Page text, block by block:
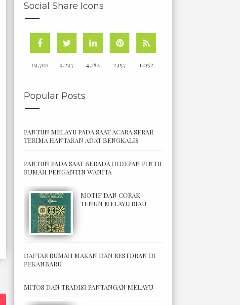
Social Share Icons
19,701 9,297 4,182 2,157 1,052
Popular Posts
PANTUN MELAYU PADA SAAT ACARA SERAH
TERIMA HANTARAN ADAT BENGKALIS
PANTUN PADA SAAT BERADA DIDEPAN PINTU
RUMAH PENGANTIN WANITA
MOTIF DAN CORAK
TENUN MELAYU RIAU
DAFTAR RUMAH MAKAN DAN RESTORAN DI
PEKANBARU
MITOS DAN TRADISI PANTANGAN MELAYU